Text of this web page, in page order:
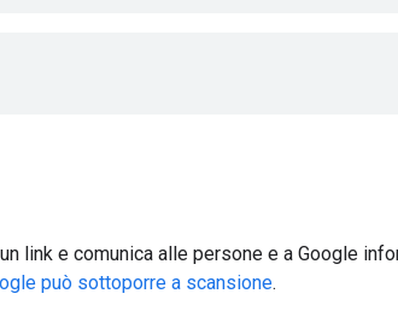
link e comunica alle persone e a Google
può sottoporre a scansione.